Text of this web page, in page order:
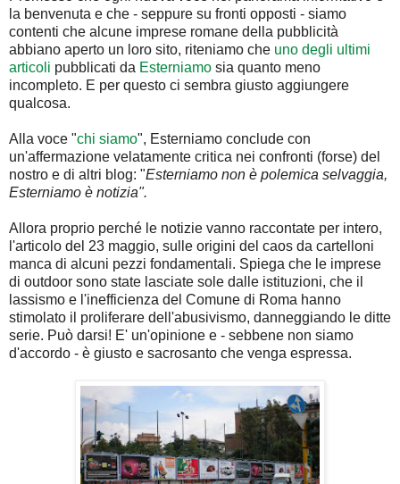
la benvenuta e che - seppure su fronti opposti - siamo
contenti che alcune imprese romane della pubblicità
abbiano aperto un loro sito, riteniamo che uno degli ultimi
articoli pubblicati da Esterniamo sia quanto meno
incompleto. E per questo ci sembra giusto aggiungere
qualcosa.
Alla voce "chi siamo", Esterniamo conclude con
un'affermazione velatamente critica nei confronti (forse) del
nostro e di altri blog: "Esterniamo non è polemica selvaggia,
Esterniamo è notizia".
Allora proprio perché le notizie vanno raccontate per intero,
l'articolo del 23 maggio, sulle origini del caos da cartelloni
manca di alcuni pezzi fondamentali. Spiega che le imprese
di outdoor sono state lasciate sole dalle istituzioni, che il
lassismo e l'inefficienza del Comune di Roma hanno
stimolato il proliferare dell'abusivismo, danneggiando le ditte
serie. Può darsi! E' un'opinione e - sebbene non siamo
d'accordo - è giusto e sacrosanto che venga espressa.